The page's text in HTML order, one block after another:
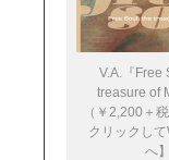
V.A.『Free
treasure of
（￥2,200＋
クリックし
へ】